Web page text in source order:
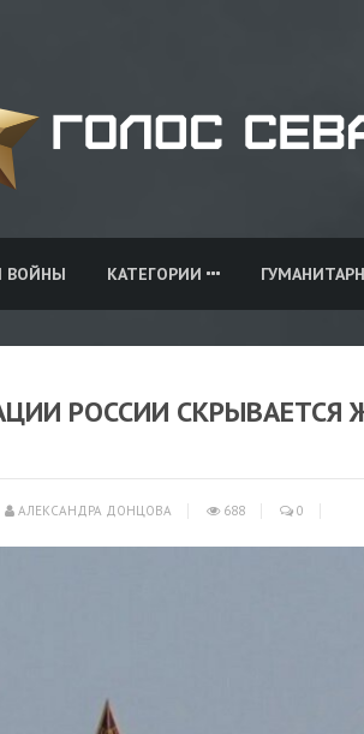
ВОЙНЫ КАТЕГОРИИ
РОССИИ
АЛЕКСАНДРА ДОНЦОВА 688 0